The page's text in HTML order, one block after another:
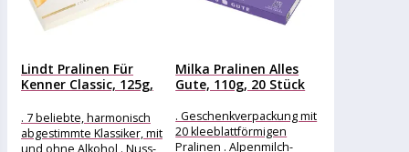
Lindt Pralinen Für
Kenner Classic, 125g,
. 7 beliebte, harmonisch
abgestimmte Klassiker, mit
und ohne Alkohol . Nuss-
Milka Pralinen Alles
Gute, 110g, 20 Stück
. Geschenkverpackung mit
20 kleeblattförmigen
Pralinen . Alpenmilch-